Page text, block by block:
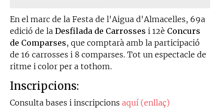
En el marc de la Festa de l'Aigua d'Almacelles, 69a
edició de la Desfilada de Carrosses i 12è Concurs
de Comparses, que comptarà amb la participació
de 16 carrosses i 8 comparses. Tot un espectacle de
ritme i color per a tothom.
Inscripcions:
Consulta bases i inscripcions aquí (enllaç)